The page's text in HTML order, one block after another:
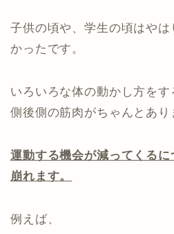
子供の頃や、学生の頃はやは
かったです。
いろいろな体の動かし方を
側後側の筋肉がちゃんとあり
運動する機会が減ってくる
崩れます。
例えば、